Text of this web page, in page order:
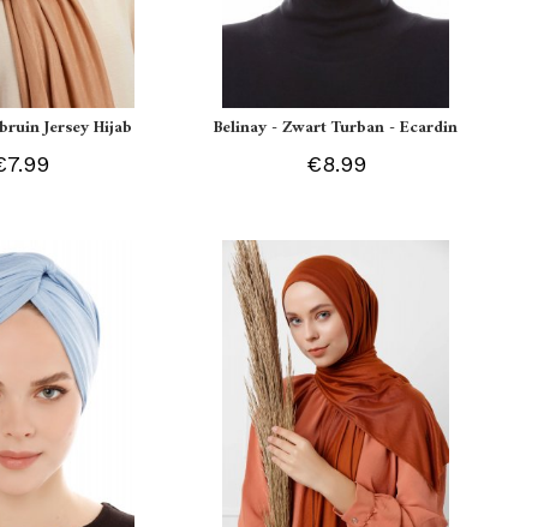
Jersey Hijab Belinay - Zwart Turban - Ecardin
€8.99